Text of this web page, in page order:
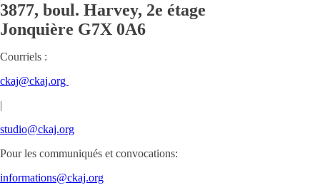
3877, boul. Harvey, 2e étage
Jonquière G7X 0A6
Courriels :
ckaj@ckaj.org
|
studio@ckaj.org
Pour les communiqués et convocations:
informations@ckaj.org